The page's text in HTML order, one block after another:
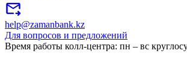
help@zamanbank.kz
Для вопросов и предложений
Время работы колл-центра: пн – вс